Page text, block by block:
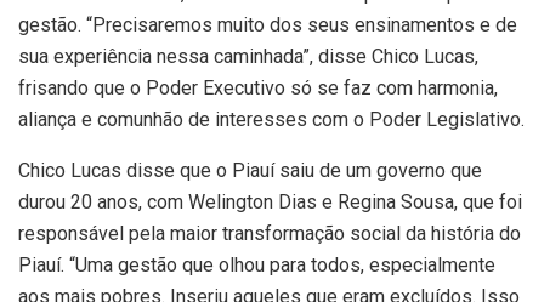
gestão. “Precisaremos muito dos seus ensinamentos e de
sua experiência nessa caminhada”, disse Chico Lucas,
frisando que o Poder Executivo só se faz com harmonia,
aliança e comunhão de interesses com o Poder Legislativo.
Chico Lucas disse que o Piauí saiu de um governo que
durou 20 anos, com Welington Dias e Regina Sousa, que foi
responsável pela maior transformação social da história do
Piauí. “Uma gestão que olhou para todos, especialmente
aos mais pobres. Inseriu aqueles que eram excluídos. Isso